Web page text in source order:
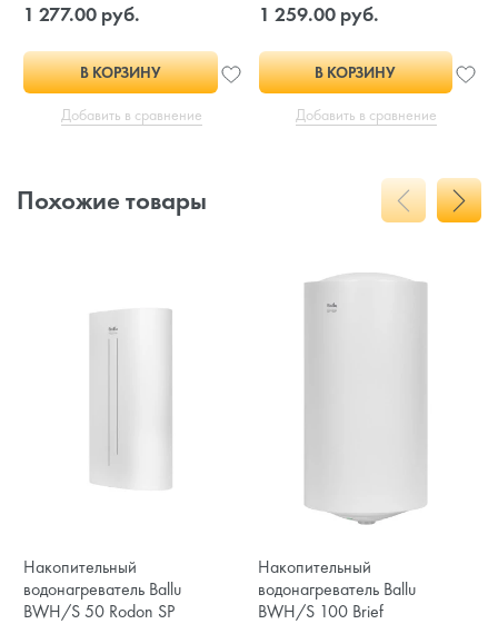
1 277.00 руб.
В КОРЗИНУ
Добавить в сравнение
1 259.00 руб.
В КОРЗИНУ
Добавить в сравнение
Похожие товары
Накопительный
водонагреватель Ballu
BWH/S 50 Rodon SP
Накопительный
водонагреватель Ballu
BWH/S 100 Brief